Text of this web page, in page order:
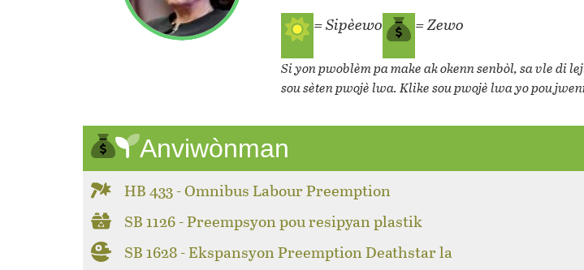
= Sipèewo = Zewo
Si yon pwoblèm pa make ak okenn senbòl, sa vle di
sou sèten pwojè lwa. Klike sou pwojè lwa yo pou
Anviwònman
HB 433 - Omnibus Labour Preemption
SB 1126 - Preempsyon pou resipyan plastik
SB 1628 - Ekspansyon Preemption Deathstar la